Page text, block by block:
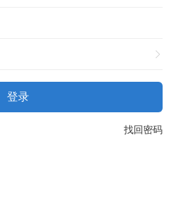
登录
找回密码